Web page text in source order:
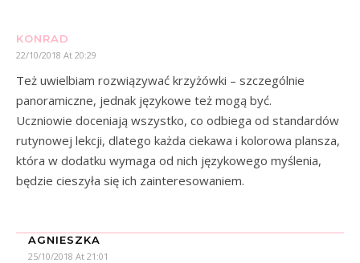
KONRAD
22/10/2018 At 20:29
Też uwielbiam rozwiązywać krzyżówki – szczególnie
panoramiczne, jednak językowe też mogą być.
Uczniowie doceniają wszystko, co odbiega od standardów
rutynowej lekcji, dlatego każda ciekawa i kolorowa plansza,
która w dodatku wymaga od nich językowego myślenia,
będzie cieszyła się ich zainteresowaniem.
AGNIESZKA
25/10/2018 At 21:01